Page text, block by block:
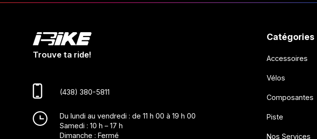
Trouve ta ride!
(438) 380-5811
Du lundi au vendredi : de 11 h 00 à 19 h 00
Samedi : 10 h – 17 h
Dimanche : Fermé
Catégories
Accessoires
Vélos
Composantes
Piste
Nos Services